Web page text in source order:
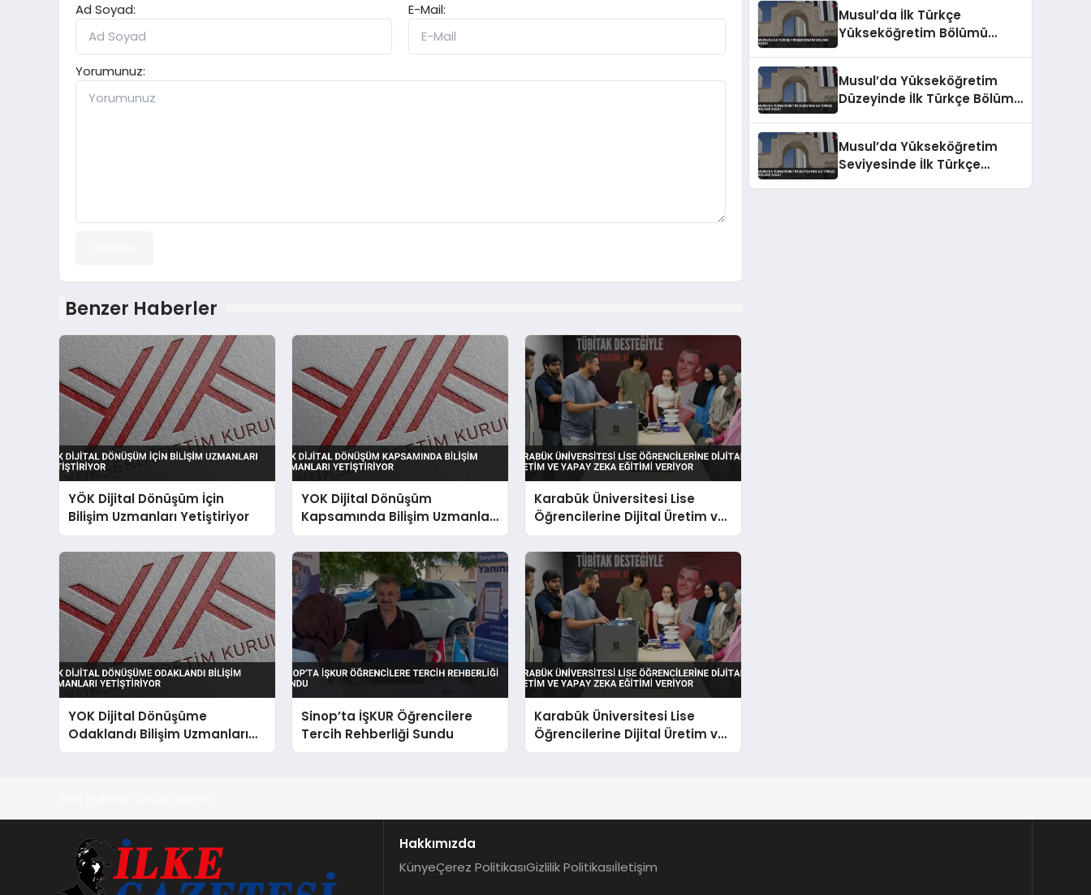
Ad Soyad:
E-Mail:
Yorumunuz:
Benzer Haberler
YÖK Dijital Dönüşüm İçin
Bilişim Uzmanları Yetiştiriyor
YOK Dijital Dönüşüm
Kapsamında Bilişim Uzmanları
Yetiştiriyor
Karabük Üniversitesi Lise
Öğrencilerine Dijital Üretim ve
Yapay Zeka Eğitimi Veriyor
YOK Dijital Dönüşüme
Odaklandı Bilişim Uzmanları
Yetiştiriyor
Sinop’ta İŞKUR Öğrencilere
Tercih Rehberliği Sundu
Karabük Üniversitesi Lise
Öğrencilerine Dijital Üretim ve
Yapay Zeka Eğitimi Veriyor
Musul’da İlk Türkçe
Yükseköğretim Bölümü
Musul’da Yükseköğretim
Düzeyinde İlk Türkçe Bölümü
Musul’da Yükseköğretim
Seviyesinde İlk Türkçe
Hakkımızda
KünyeÇerez PolitikasıGizlilik Politikasıİletişim